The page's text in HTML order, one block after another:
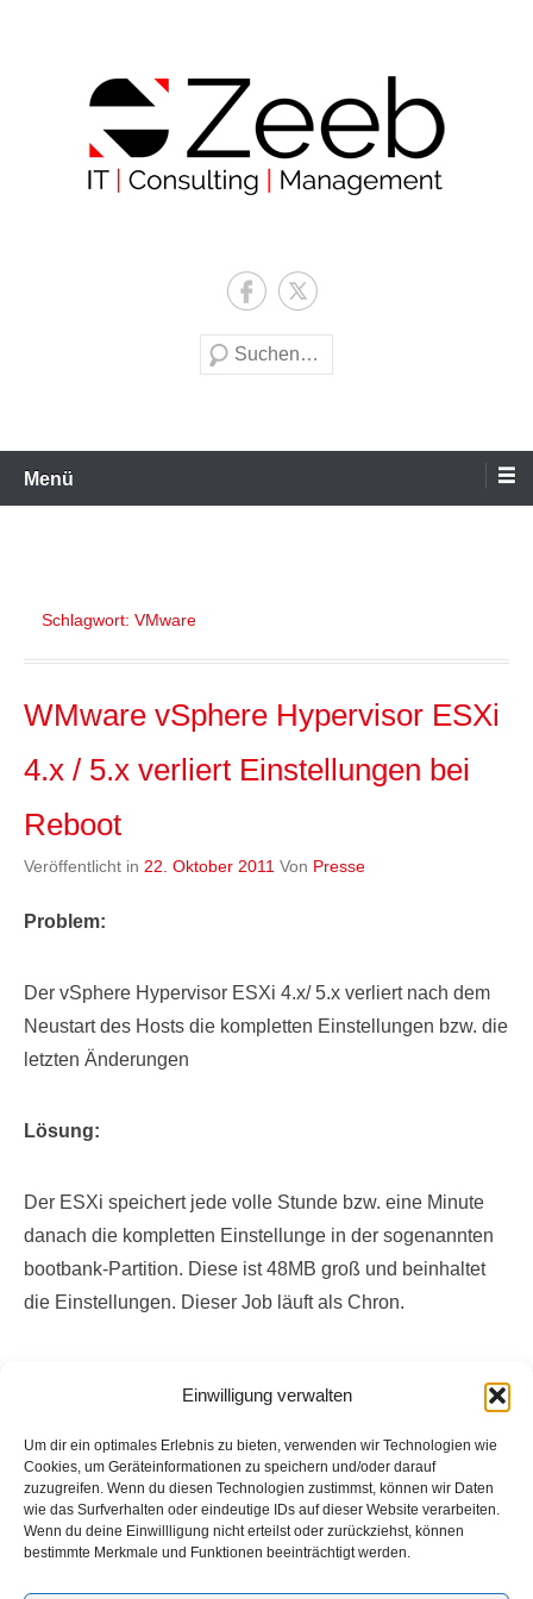
Einwilligung verwalten
Um dir ein optimales Erlebnis zu bieten, verwenden wir Technologien wie
Cookies, um Geräteinformationen zu speichern und/oder darauf
zuzugreifen. Wenn du diesen Technologien zustimmst, können wir Daten
wie das Surfverhalten oder eindeutige IDs auf dieser Website verarbeiten.
Wenn du deine Einwillligung nicht erteilst oder zurückziehst, können
bestimmte Merkmale und Funktionen beeinträchtigt werden.
Management
Suche
Menü
Schlagwort: VMware
WMware vSphere Hypervisor ESXi
4.x / 5.x verliert Einstellungen bei
Reboot
Veröffentlicht in 22. Oktober 2011 Von Presse
Problem:
Der vSphere Hypervisor ESXi 4.x/ 5.x verliert nach dem
Neustart des Hosts die kompletten Einstellungen bzw. die
letzten Änderungen
Lösung:
Der ESXi speichert jede volle Stunde bzw. eine Minute
danach die kompletten Einstellunge in der sogenannten
bootbank-Partition. Diese ist 48MB groß und beinhaltet
die Einstellungen. Dieser Job läuft als Chron.
Optional: um den Inhalt des Backup-Scripts ansehen
zu können: „cat /sbin/auto-backup.sh“
Backup manuell ausführen: „/sbin/auto-backup.sh“
Danach kann der ESXi problemlos neu gestartet
werden und läd beim booten die aktuellen Settings